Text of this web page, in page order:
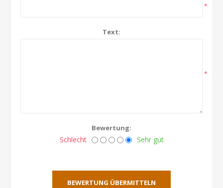
*
Text:
*
Bewertung:
Schlecht Sehr gut
BEWERTUNG ÜBERMITTELN